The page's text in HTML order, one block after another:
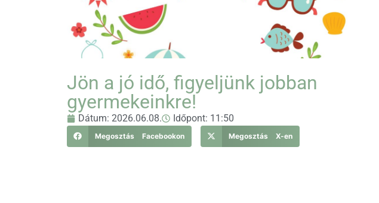
Jön a jó idő, figyeljünk jobban
gyermekeinkre!
Dátum: 2026.06.08. Időpont: 11:50
Megosztás Facebookon Megosztás X-en